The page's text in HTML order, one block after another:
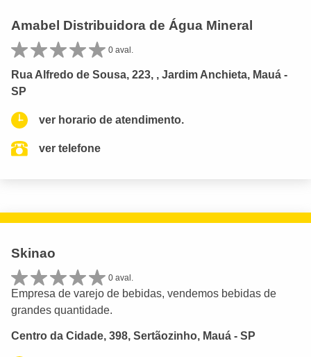
Amabel Distribuidora de Água Mineral
0 aval.
Rua Alfredo de Sousa, 223, , Jardim Anchieta, Mauá -
SP
ver horario de atendimento.
ver telefone
Skinao
0 aval.
Empresa de varejo de bebidas, vendemos bebidas de
grandes quantidade.
Centro da Cidade, 398, Sertãozinho, Mauá - SP